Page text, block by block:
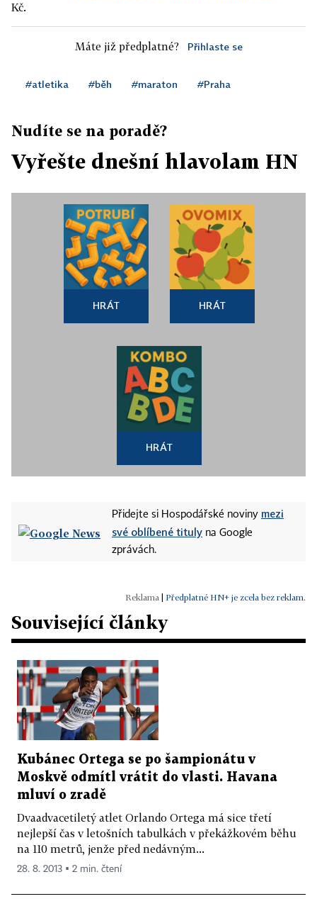
Kč.
Máte již předplatné? Přihlaste se
#atletika #běh #maraton #Praha
Nudíte se na poradě?
Vyřešte dnešní hlavolam HN
HRÁT HRÁT
HRÁT
Přidejte si Hospodářské noviny mezi
své oblíbené tituly na Google
zprávách.
Předplatné HN+ je zcela bez reklam.
Související články
Kubánec Ortega se po šampionátu v
Moskvě odmítl vrátit do vlasti. Havana
mluví o zradě
Dvaadvacetiletý atlet Orlando Ortega má sice třetí
nejlepší čas v letošních tabulkách v překážkovém běhu
na 110 metrů, jenže před nedávným...
28. 8. 2013 ▪ 2 min. čtení